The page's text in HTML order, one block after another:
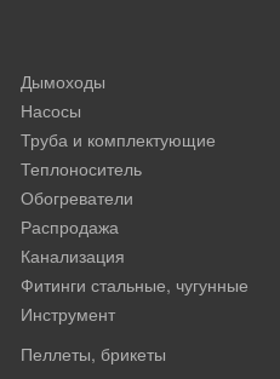
Дымоходы
Насосы
Труба и комплектующие
Теплоноситель
Обогреватели
Распродажа
Канализация
Фитинги стальные, чугунные
Инструмент
Пеллеты, брикеты